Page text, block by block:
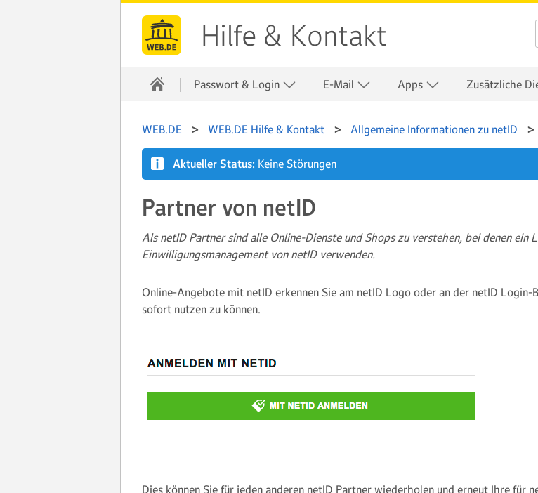
Hilfe & Kontakt
Passwort & Login E-Mail Apps Zusätzliche
WEB.DE WEB.DE Hilfe & Kontakt Allgemeine Informationen zu netID
Aktueller Status: Keine Störungen
Partner von netID
Als netID Partner sind alle Online-Dienste und Shops zu verstehen, bei denen
Einwilligungsmanagement von netID verwenden.
Online-Angebote mit netID erkennen Sie am netID Logo oder an der netID Login-
sofort nutzen zu können.
Dies können Sie für jeden anderen netID Partner wiederholen und erneut Ihre für